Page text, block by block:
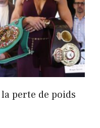
perte de poids